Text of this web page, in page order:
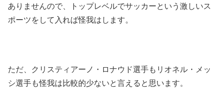
ありませんので、トップレベルでサッカーという激しいス
ポーツをして入れば怪我はします。
ただ、クリスティアーノ・ロナウド選手もリオネル・メッ
シ選手も怪我は比較的少ないと言えると思います。